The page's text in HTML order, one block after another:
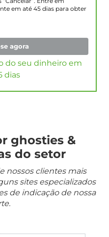
em até 45 dias para obter
agora
do seu dinheiro em
dias
ghosties &
do setor
nossos clientes mais
sites especializados
de indicação de nossa